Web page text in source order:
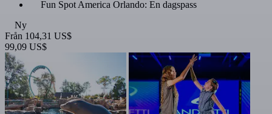
Fun Spot America Orlando: En dagspass
Ny
Från 104,31 US$
99,09 US$